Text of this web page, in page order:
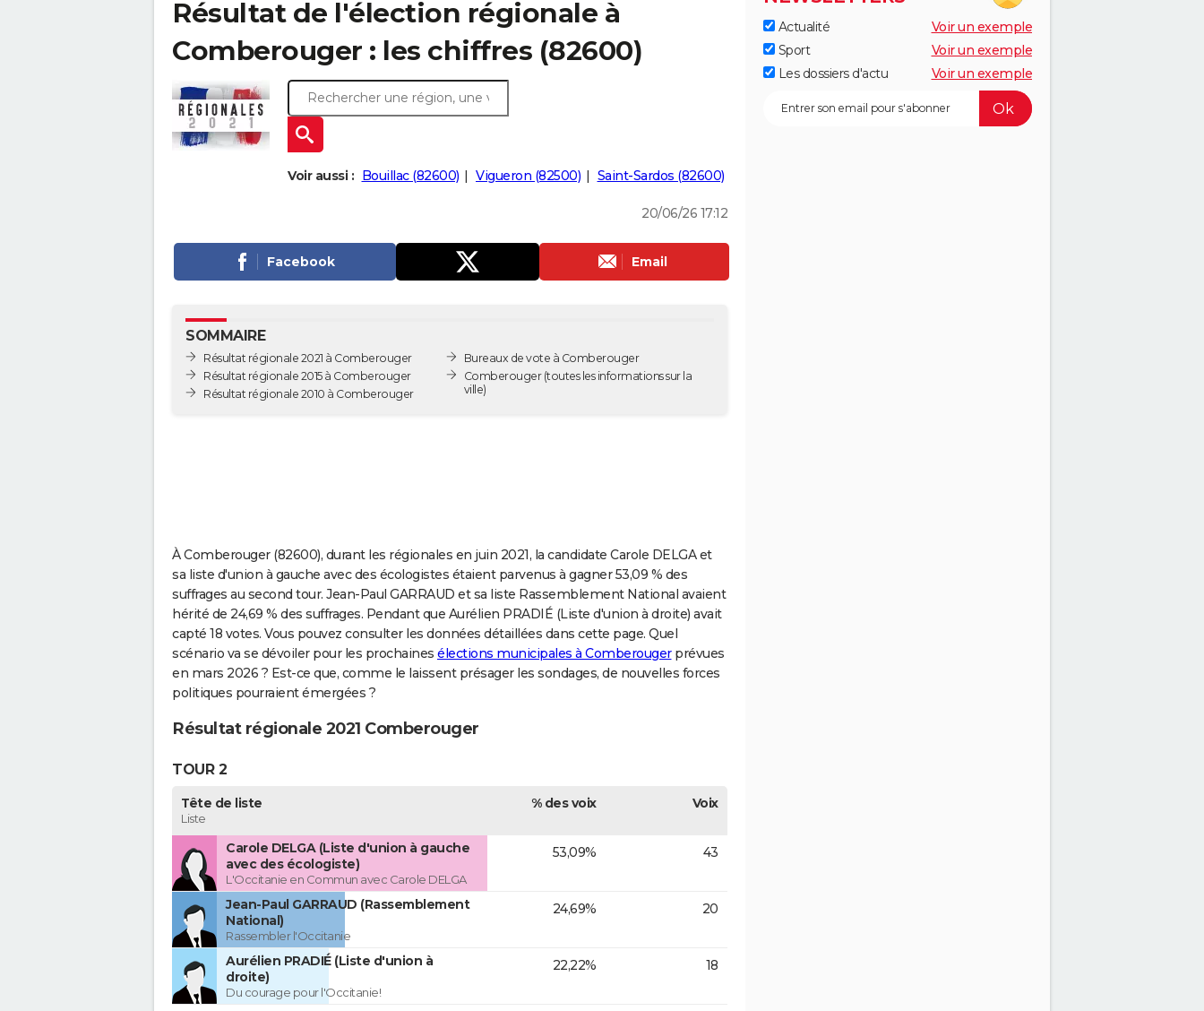
Résultat de l'élection régionale à
Comberouger : les chiffres (82600)
Voir aussi : Bouillac (82600) Vigueron (82500) Saint-Sardos (82600)
20/06/26 17:12
Facebook Email
SOMMAIRE
Résultat régionale 2021 à Comberouger
Résultat régionale 2015 à Comberouger
Résultat régionale 2010 à Comberouger
Bureaux de vote à Comberouger
Comberouger(toutes les informations sur la
ville)
À Comberouger (82600), durant les régionales en juin 2021, la candidate Carole DELGA et
sa liste d'union à gauche avec des écologistes étaient parvenus à gagner 53,09 % des
suffrages au second tour. Jean-Paul GARRAUD et sa liste Rassemblement National avaient
hérité de 24,69 % des suffrages. Pendant que Aurélien PRADIÉ (Liste d'union à droite) avait
capté 18 votes. Vous pouvez consulter les données détaillées dans cette page. Quel
scénario va se dévoiler pour les prochaines élections municipales à Comberougerprévues
en mars 2026 ? Est-ce que, comme le laissent présager les sondages, de nouvelles forces
politiques pourraient émergées ?
Résultat régionale 2021 Comberouger
TOUR 2
Tête de liste
Liste
% des voix Voix
Carole DELGA (Liste d'union à gauche
avec des écologiste)
L'Occitanie en Commun avec Carole DELGA
53,09% 43
Jean-Paul GARRAUD (Rassemblement
National)
Rassembler l'Occitanie
24,69% 20
Aurélien PRADIÉ (Liste d'union à
droite)
Du courage pour l'Occitanie!
22,22% 18
Actualité
Voir un exemple
Sport
Voir un exemple
Les dossiers d'actu
Voir un exemple